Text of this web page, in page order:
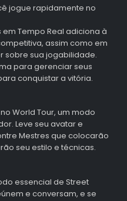
jogue rapidamente no
Tempo Real adiciona à
assim como em
sobre sua jogabilidade.
para gerenciar seus
conquistar a vitória.
World Tour, um modo
Leve seu avatar e
Mestres que colocarão
seu estilo e técnicas.
essencial de Street
e conversam, e se